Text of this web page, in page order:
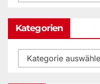
Archiv
Kategorien
Kategorien